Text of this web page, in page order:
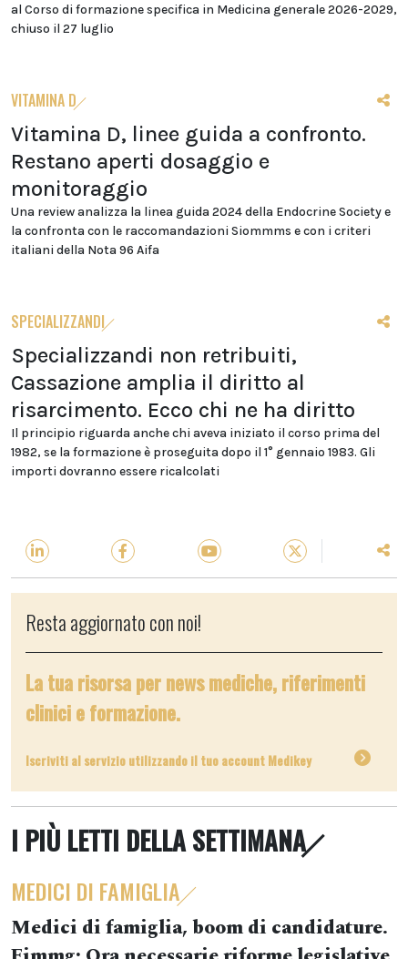
al Corso di formazione specifica in Medicina generale 2026-2029,
chiuso il 27 luglio
VITAMINA D
Vitamina D, linee guida a confronto.
Restano aperti dosaggio e
monitoraggio
Una review analizza la linea guida 2024 della Endocrine Society e
la confronta con le raccomandazioni Siommms e con i criteri
italiani della Nota 96 Aifa
SPECIALIZZANDI
Specializzandi non retribuiti,
Cassazione amplia il diritto al
risarcimento. Ecco chi ne ha diritto
Il principio riguarda anche chi aveva iniziato il corso prima del
1982, se la formazione è proseguita dopo il 1° gennaio 1983. Gli
importi dovranno essere ricalcolati
Resta aggiornato con noi!
La tua risorsa per news mediche, riferimenti
clinici e formazione.
Iscriviti al servizio utilizzando il tuo account Medikey
I PIÙ LETTI DELLA SETTIMANA
MEDICI DI FAMIGLIA
Medici di famiglia, boom di candidature.